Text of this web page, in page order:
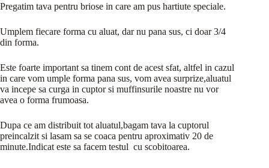
Pregatim tava pentru briose in care am pus hartiute speciale.
Umplem fiecare forma cu aluat, dar nu pana sus, ci doar 3/4
din forma.
Este foarte important sa tinem cont de acest sfat, altfel in cazul
in care vom umple forma pana sus, vom avea surprize,aluatul
va incepe sa curga in cuptor si muffinsurile noastre nu vor
avea o forma frumoasa.
Dupa ce am distribuit tot aluatul,bagam tava la cuptorul
preincalzit si lasam sa se coaca pentru aproximativ 20 de
minute.Indicat este sa facem testul cu scobitoarea.